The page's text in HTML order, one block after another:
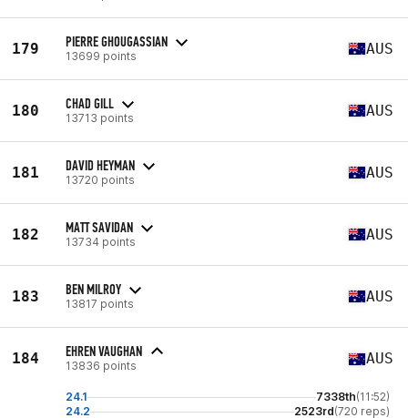
179 PIERRE GHOUGASSIAN
13699 points AUS
180 CHAD GILL
13713 points AUS
181 DAVID HEYMAN
13720 points AUS
182 MATT SAVIDAN
13734 points AUS
183 BEN MILROY
13817 points AUS
184 EHREN VAUGHAN
13836 points AUS
24.1 7338th(11:52)
24.2
2523rd(720 reps)